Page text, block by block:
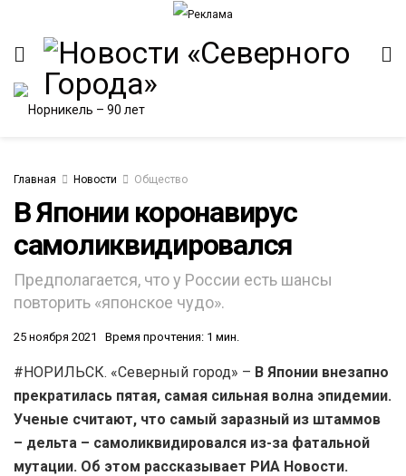
Главная Новости Общество
В Японии коронавирус
самоликвидировался
Предполагается, что у России есть шансы
повторить «японское чудо».
25 ноября 2021 Время прочтения: 1 мин.
#НОРИЛЬСК. «Северный город» – В Японии внезапно
прекратилась пятая, самая сильная волна эпидемии.
Ученые считают, что самый заразный из штаммов
– дельта – самоликвидировался из-за фатальной
мутации. Об этом рассказывает РИА Новости.